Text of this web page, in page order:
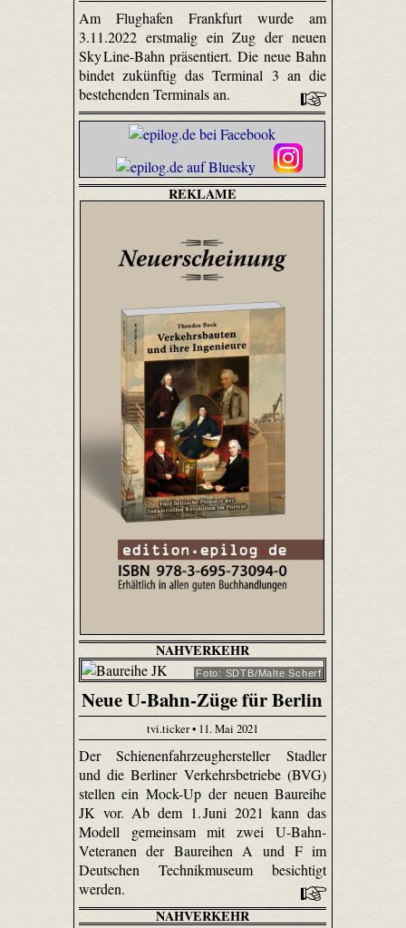
Am Flughafen Frankfurt wurde am
3.11.2022 erstmalig ein Zug der neuen
Sky Line-Bahn präsentiert. Die neue Bahn
bindet zukünftig das Terminal 3 an die
bestehenden Terminals an.
REKLAME
NAHVERKEHR
Foto: SDTB/Malte Scherf
Neue U-Bahn-Züge für Berlin
tvi.ticker • 11. Mai 2021
Der Schienenfahrzeughersteller Stadler
und die Berliner Verkehrsbetriebe (BVG)
stellen ein Mock-Up der neuen Baureihe
JK vor. Ab dem 1. Juni 2021 kann das
Modell gemeinsam mit zwei U-Bahn-
Veteranen der Baureihen A und F im
Deutschen Technikmuseum besichtigt
werden.
NAHVERKEHR